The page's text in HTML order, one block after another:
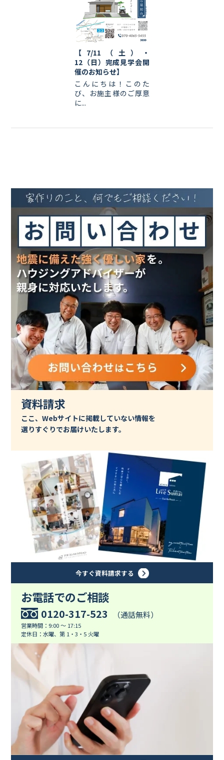
【7/11（土）・
12（日）完成見学会開
催のお知らせ】
こんにちは！このた
び、お施主様のご厚意
に...
資料請求
ここ、Webサイトに掲載していない情報を
選りすぐりでお届けいたします。
今すぐ資料請求する
お電話でのご相談
0120-317-523 （通話無料）
営業時間：9:00 ～ 17:15
定休日：水曜、第 1・3・5 火曜